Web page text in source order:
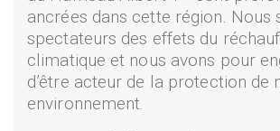
ancrées dans cette région. Nous
spectateurs des effets du
climatique et nous avons pour
d’être acteur de la protection de
environnement.